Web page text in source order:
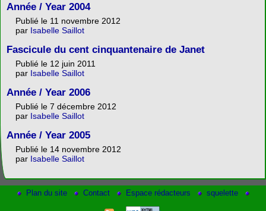
Année / Year 2004
Publié le 11 novembre 2012
par Isabelle Saillot
Fascicule du cent cinquantenaire de Janet
Publié le 12 juin 2011
par Isabelle Saillot
Année / Year 2006
Publié le 7 décembre 2012
par Isabelle Saillot
Année / Year 2005
Publié le 14 novembre 2012
par Isabelle Saillot
Plan du site Contact Espace rédacteurs squelette